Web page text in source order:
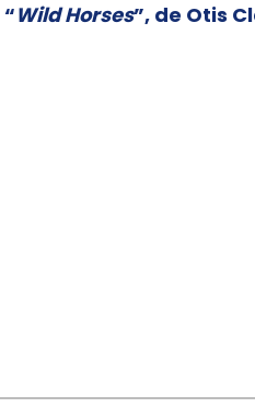
“Wild Horses”, de Otis